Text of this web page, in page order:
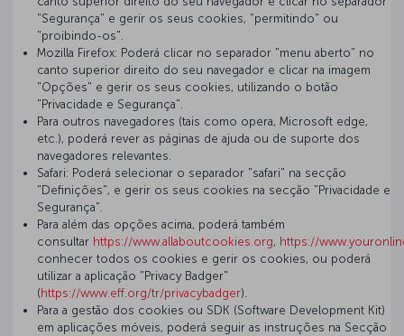
"Segurança" e gerir os seus cookies, "permitindo" ou
"proibindo-os".
Mozilla Firefox: Poderá clicar no separador "menu aberto" no
canto superior direito do seu navegador e clicar na imagem
"Opções" e gerir os seus cookies, utilizando o botão
"Privacidade e Segurança".
Para outros navegadores (tais como opera, Microsoft edge,
etc.), poderá rever as páginas de ajuda ou de suporte dos
navegadores relevantes.
Safari: Poderá selecionar o separador "safari" na secção
"Definições", e gerir os seus cookies na secção "Privacidade e
Segurança".
Para além das opções acima, poderá também
consultar https://www.allaboutcookies.org, https://
conhecer todos os cookies e gerir os cookies, ou poderá
utilizar a aplicação "Privacy Badger"
(https://www.eff.org/tr/privacybadger).
Para a gestão dos cookies ou SDK (Software Development Kit)
em aplicações móveis, poderá seguir as instruções na Secção